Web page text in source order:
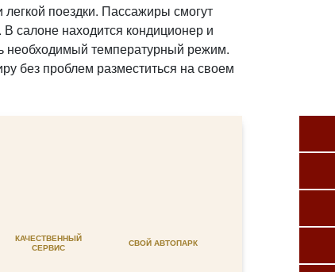
поездки. Пассажиры смогут
салоне находится кондиционер и
необходимый температурный режим.
без проблем разместиться на своем
КАЧЕСТВЕННЫЙ
СЕРВИС
СВОЙ АВТОПАРК